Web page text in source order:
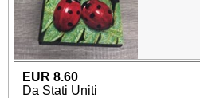
EUR 8.60
Da Stati Uniti